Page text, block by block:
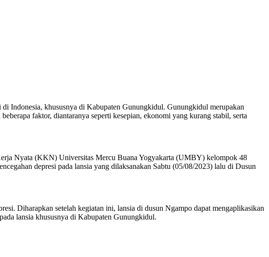
Indonesia, khususnya di Kabupaten Gunungkidul. Gunungkidul merupakan
faktor, diantaranya seperti kesepian, ekonomi yang kurang stabil, serta
Nyata (KKN) Universitas Mercu Buana Yogyakarta (UMBY) kelompok 48
depresi pada lansia yang dilaksanakan Sabtu (05/08/2023) lalu di Dusun
Diharapkan setelah kegiatan ini, lansia di dusun Ngampo dapat mengaplikasikan
lansia khususnya di Kabupaten Gunungkidul.